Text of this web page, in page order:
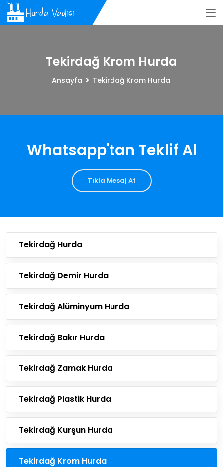
Tekirdağ Krom Hurda
Ansayfa Tekirdağ Krom Hurda
Whatsapp'tan Teklif Al
Tıkla Mesaj At
Tekirdağ Hurda
Tekirdağ Demir Hurda
Tekirdağ Alüminyum Hurda
Tekirdağ Bakır Hurda
Tekirdağ Zamak Hurda
Tekirdağ Plastik Hurda
Tekirdağ Kurşun Hurda
Tekirdağ Krom Hurda